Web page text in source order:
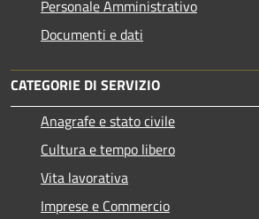
Personale Amministrativo
Documenti e dati
CATEGORIE DI SERVIZIO
Anagrafe e stato civile
Cultura e tempo libero
Vita lavorativa
Imprese e Commercio